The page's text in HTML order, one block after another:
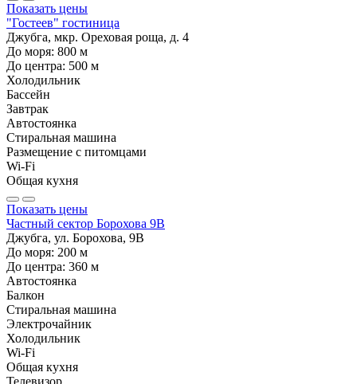
Показать цены
"Гостеев" гостиница
Джубга, мкр. Ореховая роща, д. 4
До моря: 800 м
До центра: 500 м
Холодильник
Бассейн
Завтрак
Автостоянка
Стиральная машина
Размещение с питомцами
Wi-Fi
Общая кухня
Показать цены
Частный сектор Борохова 9В
Джубга, ул. Борохова, 9В
До моря: 200 м
До центра: 360 м
Автостоянка
Балкон
Стиральная машина
Электрочайник
Холодильник
Wi-Fi
Общая кухня
Телевизор